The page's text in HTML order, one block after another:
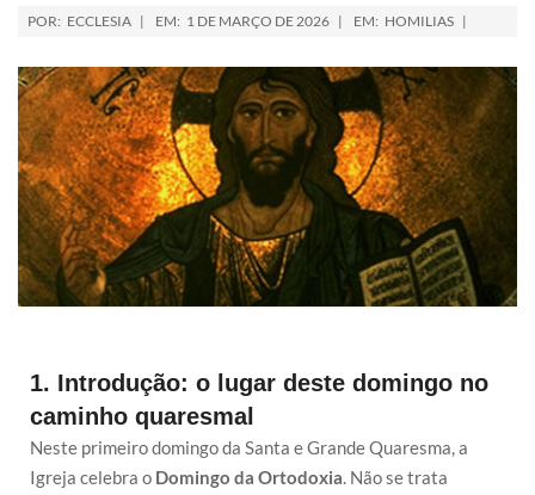
POR: ECCLESIA EM: 1 DE MARÇO DE 2026 EM: HOMILIAS
1. Introdução: o lugar deste domingo no
caminho quaresmal
Neste primeiro domingo da Santa e Grande Quaresma, a
Igreja celebra o Domingo da Ortodoxia. Não se trata